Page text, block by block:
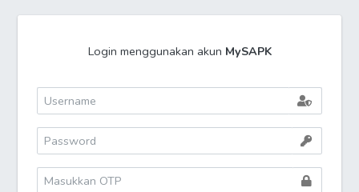
Login menggunakan akun MySAPK